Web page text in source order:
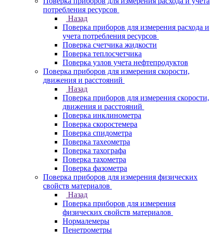
потребления ресурсов
Назад
Поверка приборов для измерения расхода и
учета потребления ресурсов
Поверка счетчика жидкости
Поверка теплосчетчика
Поверка узлов учета нефтепродуктов
Поверка приборов для измерения скорости,
движения и расстояний
Назад
Поверка приборов для измерения скорости,
движения и расстояний
Поверка инклинометра
Поверка скоростемера
Поверка спидометра
Поверка тахеометра
Поверка тахографа
Поверка тахометра
Поверка фазометра
Поверка приборов для измерения физических
свойств материалов
Назад
Поверка приборов для измерения
физических свойств материалов
Нормалемеры
Пенетрометры